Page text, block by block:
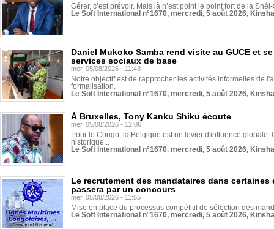
Gérer, c’est prévoir. Mais là n’est point le point fort de la
Le Soft International n°1670, mercredi, 5 août 2026,
Daniel Mukoko Samba rend visite au GUCE et
services sociaux de base
mer, 05/08/2026 - 11:43
Notre objectif est de rapprocher les activités informelles de
formalisation.
Le Soft International n°1670, mercredi, 5 août 2026,
À Bruxelles, Tony Kanku Shiku écoute
mer, 05/08/2026 - 12:06
Pour le Congo, la Belgique est un levier d'influence globale.
historique...
Le Soft International n°1670, mercredi, 5 août 2026,
Le recrutement des mandataires dans
passera par un concours
mer, 05/08/2026 - 11:55
Mise en place du processus compétitif de sélection des
Le Soft International n°1670, mercredi, 5 août 2026,